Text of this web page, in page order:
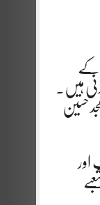
کے
ہیں.
حسین